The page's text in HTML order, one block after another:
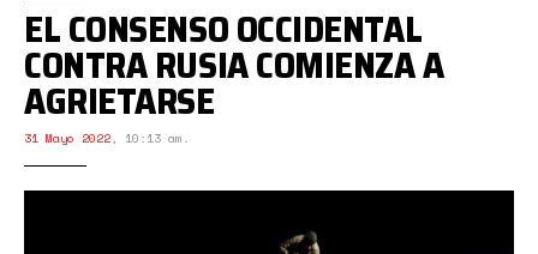
EL CONSENSO OCCIDENTAL
CONTRA RUSIA COMIENZA A
AGRIETARSE
31 Mayo 2022, 10:13 am.